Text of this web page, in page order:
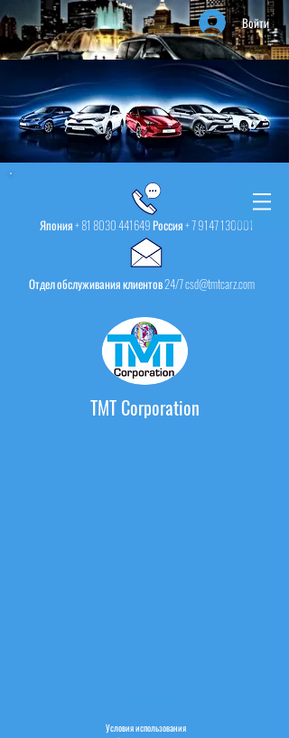
Войти
Япония +81 8030 441649Россия +7 9147 130001
Отдел обслуживания клиентов 24/7 csd@tmtcarz.com
TMT Corporation
Условия использования